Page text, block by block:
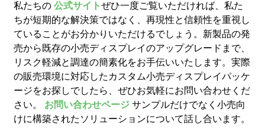
私たちの 公式サイトぜひ一度ご覧いただければ、私た
ちが短期的な解決策ではなく、再現性と信頼性を重視し
ていることがお分かりいただけるでしょう。新製品の発
売から既存の小売ディスプレイのアップグレードまで、
リスク軽減と調達の簡素化をお手伝いいたします。実際
の販売環境に対応したカスタム小売ディスプレイパッケ
ージをお探しでしたら、ぜひお気軽にお問い合わせくだ
さい。 お問い合わせページサンプルだけでなく小売向
けに構築されたソリューションについて話し合います。